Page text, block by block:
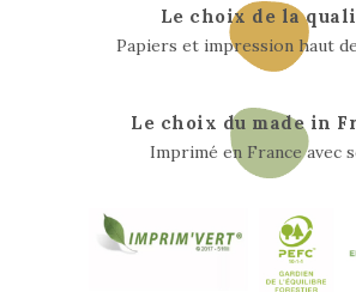
Le choix de la
Papiers et impression haut
Le choix du made in
Imprimé en France avec